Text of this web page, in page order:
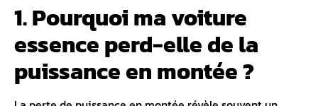
1. Pourquoi ma voiture
essence perd-elle de la
puissance en montée ?